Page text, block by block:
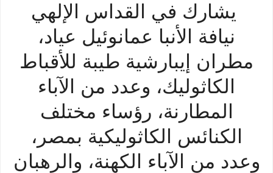
يشارك في القداس الإلهي
نيافة الأنبا عمانوئيل عياد،
مطران إيبارشية طيبة للأقباط
الكاثوليك، وعدد من الآباء
المطارنة، رؤساء مختلف
الكنائس الكاثوليكية بمصر،
وعدد من الآباء الكهنة، والرهبان